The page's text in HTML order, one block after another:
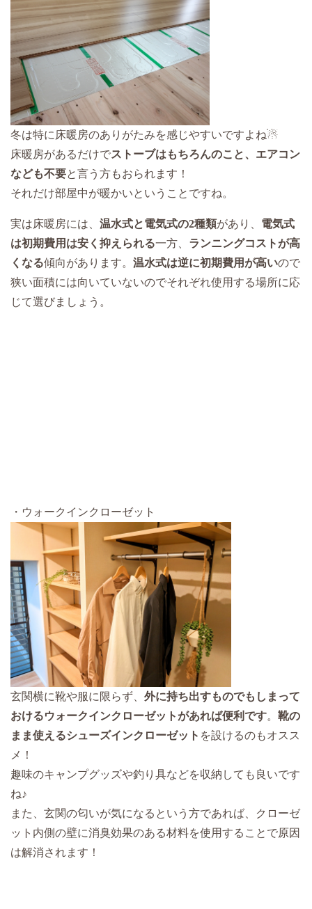
冬は特に床暖房のありがたみを感じやすいですよね☃
床暖房があるだけでストーブはもちろんのこと、エアコン
なども不要と言う方もおられます！
それだけ部屋中が暖かいということですね。
実は床暖房には、 温水式と電気式の2種類があり、 電気式
は初期費用は安く抑えられる一方、 ランニングコストが高
くなる傾向があります。 温水式は逆に初期費用が高いので
狭い面積には向いていないのでそれぞれ使用する場所に応
じて選びましょう。
・ウォークインクローゼット
玄関横に靴や服に限らず、 外に持ち出すものでもしまって
おけるウォークインクローゼットがあれば便利です。 靴の
まま使えるシューズインクローゼット を設けるのもオスス
メ！
趣味のキャンプグッズや釣り具などを収納しても良いです
ね♪
また、玄関の匂いが気になるという方であれば、クローゼ
ット内側の壁に消臭効果のある材料を使用することで原因
は解消されます！